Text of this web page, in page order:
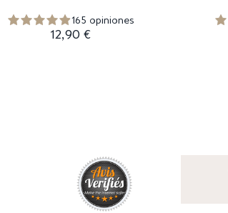
165 opiniones
12,90 €